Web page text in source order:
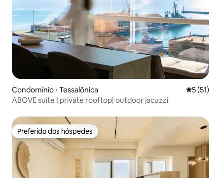
Condomínio ⋅ Tessalônica 5 de uma
5 (51)
ABOVE suite | private rooftop| outdoor jacuzzi
Preferido dos hóspedes
Preferido dos hóspedes